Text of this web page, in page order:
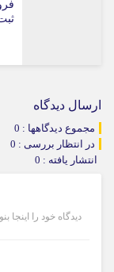
ارسال دیدگاه
مجموع دیدگاهها : 0
در انتظار بررسی : 0
انتشار یافته : 0
دیدگاه خود را اینجا